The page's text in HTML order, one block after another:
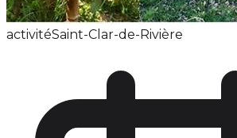
activitéSaint-Clar-de-Rivière